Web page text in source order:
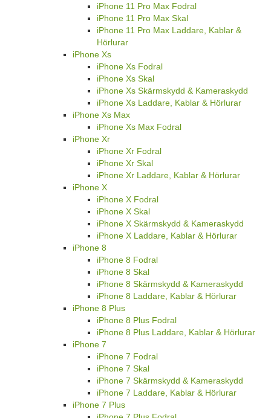
iPhone 11 Pro Max Fodral
iPhone 11 Pro Max Skal
iPhone 11 Pro Max Laddare, Kablar &
Hörlurar
iPhone Xs
iPhone Xs Fodral
iPhone Xs Skal
iPhone Xs Skärmskydd & Kameraskydd
iPhone Xs Laddare, Kablar & Hörlurar
iPhone Xs Max
iPhone Xs Max Fodral
iPhone Xr
iPhone Xr Fodral
iPhone Xr Skal
iPhone Xr Laddare, Kablar & Hörlurar
iPhone X
iPhone X Fodral
iPhone X Skal
iPhone X Skärmskydd & Kameraskydd
iPhone X Laddare, Kablar & Hörlurar
iPhone 8
iPhone 8 Fodral
iPhone 8 Skal
iPhone 8 Skärmskydd & Kameraskydd
iPhone 8 Laddare, Kablar & Hörlurar
iPhone 8 Plus
iPhone 8 Plus Fodral
iPhone 8 Plus Laddare, Kablar & Hörlurar
iPhone 7
iPhone 7 Fodral
iPhone 7 Skal
iPhone 7 Skärmskydd & Kameraskydd
iPhone 7 Laddare, Kablar & Hörlurar
iPhone 7 Plus